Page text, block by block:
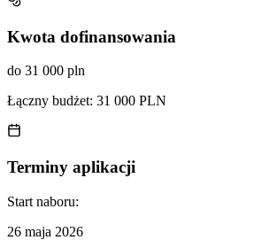
Kwota dofinansowania
do 31 000 pln
Łączny budżet: 31 000 PLN
Terminy aplikacji
Start naboru:
26 maja 2026